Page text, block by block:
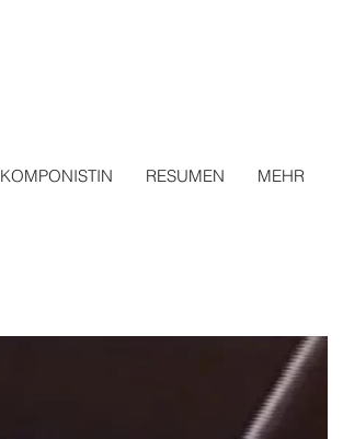
KOMPONISTIN RESUMEN MEHR